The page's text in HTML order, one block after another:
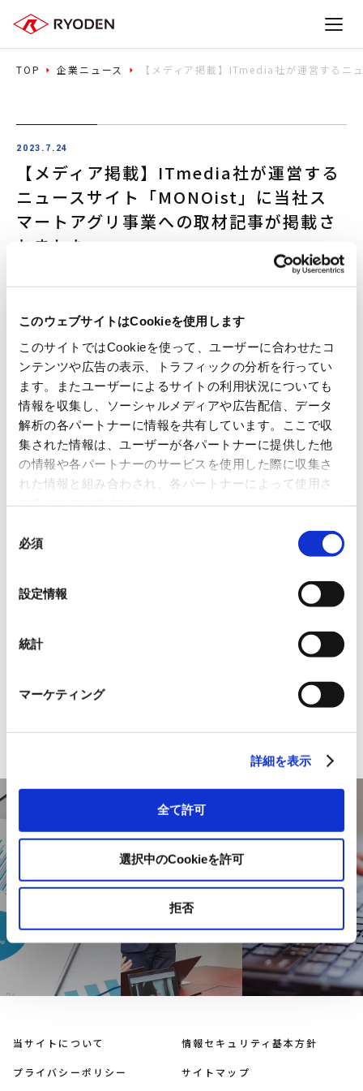
このウェブサイトはCookieを使用します
このサイトではCookieを使って、ユーザーに合わせたコ
ンテンツや広告の表示、トラフィックの分析を行ってい
ます。またユーザーによるサイトの利用状況についても
情報を収集し、ソーシャルメディアや広告配信、データ
解析の各パートナーに情報を共有しています。ここで収
集された情報は、ユーザーが各パートナーに提供した他
の情報や各パートナーのサービスを使用した際に収集さ
れた情報と組み合わされ、各パートナーによって使用さ
必須
設定情報
統計
マーケティング
詳細を表示
全て許可
選択中のCookieを許可
拒否
TOP 企業ニュース 【メディア掲載】ITmedia社が運営するニ
2023.7.24
【メディア掲載】ITmedia社が運営する
ニュースサイト「MONOist」に当社ス
マートアグリ事業への取材記事が掲載さ
れました
メディア掲載・放送
ITmedia社が運営するニュースサイト
「MONOist」に、事業創出の具体事例として 当社
スマートアグリ事業への取材記事が掲載されまし
た。
事業創出に至ったプロセス、なぜ植物工場経営に進
出したのか？、今後の事業構想について、詳しく取
り上げていただきました。
▶ 掲載記事はこちら
「商社がなぜ野菜作り？データドリブンな植物工
場事業モデルで目指す社会課題解決」
https://monoist.itmedia.co.jp/mn/artic
▶ お問い合わせは
ロード
INFORMATION
お役立ち情報
当サイトについて 情報セキュリティ基本方針
プライバシーポリシー サイトマップ